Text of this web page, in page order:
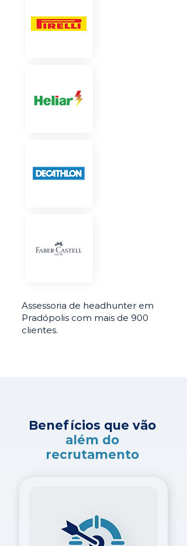
Assessoria de headhunter em
Pradópolis com mais de 900
clientes.
Benefícios que vão
além do
recrutamento